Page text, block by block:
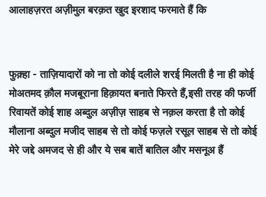
आलाहज़रत अज़ीमुल बरक़त खुद इरशाद फरमाते हैं कि
फुक़्हा - ताज़ियादारों को ना तो कोई दलीले शरई मिलती है ना ही कोई
मोअतमद क़ौल मजबूराना हिक़ायत बनाते फिरते हैं,इसी तरह की फर्जी
रिवायतें कोई शाह अब्दुल अज़ीज़ साहब से नक़ल करता है तो कोई
मौलाना अब्दुल मजीद साहब से तो कोई फज़ले रसूल साहब से तो कोई
मेरे जद्दे अमजद से ही और ये सब बातें बातिल और मसनूअ हैं